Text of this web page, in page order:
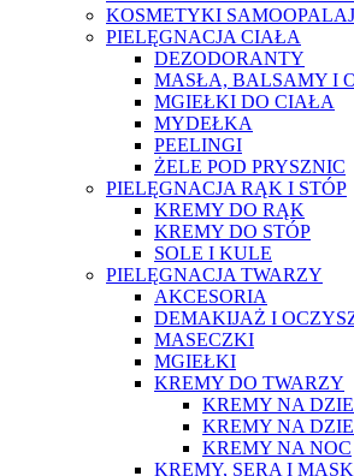
KOSMETYKI
PIELĘGNACJA CIAŁA
DEZODORANTY
MASŁA, BALSAMY I
MGIEŁKI DO CIAŁA
MYDEŁKA
PEELINGI
ŻELE POD PRYSZNIC
PIELĘGNACJA RĄK I STÓP
KREMY DO RĄK
KREMY DO STÓP
SOLE I KULE
PIELĘGNACJA TWARZY
AKCESORIA
DEMAKIJAŻ I
MASECZKI
MGIEŁKI
KREMY DO TWARZY
KREMY NA
KREMY NA
KREMY NA NOC
KREMY, SERA I